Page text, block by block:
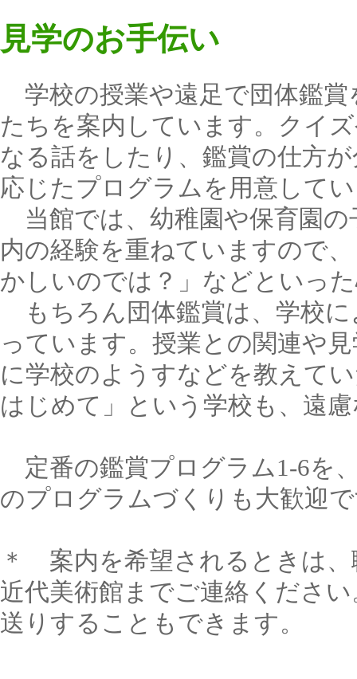
見学のお手伝い
学校の授業や遠足で団体鑑賞
たちを案内しています。クイ
なる話をしたり、鑑賞の仕方
応じたプログラムを用意して
当館では、幼稚園や保育園
内の経験を重ねていますので
かしいのでは？」などといっ
もちろん団体鑑賞は、学校に
っています。授業との関連や
に学校のようすなどを教えて
はじめて」という学校も、遠
定番の鑑賞プログラム1-6を
のプログラムづくりも大歓迎
＊ 案内を希望されるときは
近代美術館までご連絡くださ
送りすることもできます。